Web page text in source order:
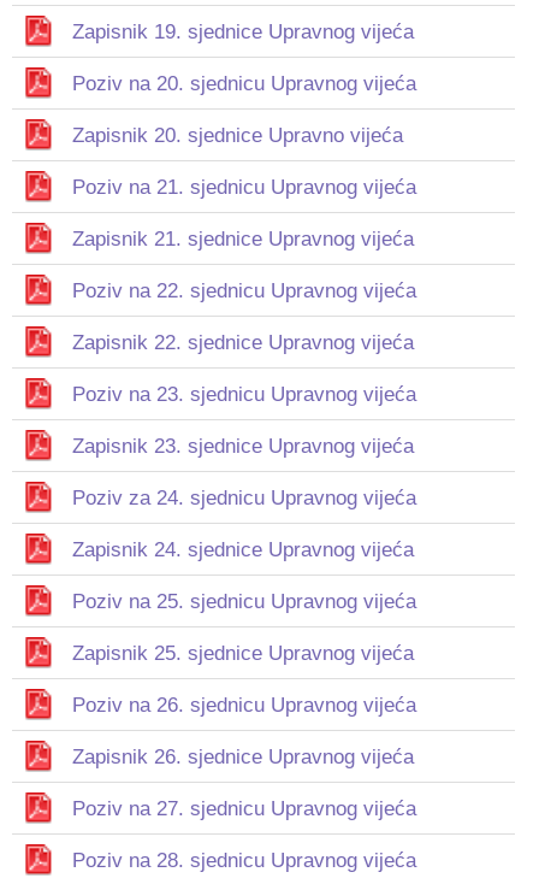
Zapisnik 19. sjednice Upravnog vijeća
Poziv na 20. sjednicu Upravnog vijeća
Zapisnik 20. sjednice Upravno vijeća
Poziv na 21. sjednicu Upravnog vijeća
Zapisnik 21. sjednice Upravnog vijeća
Poziv na 22. sjednicu Upravnog vijeća
Zapisnik 22. sjednice Upravnog vijeća
Poziv na 23. sjednicu Upravnog vijeća
Zapisnik 23. sjednice Upravnog vijeća
Poziv za 24. sjednicu Upravnog vijeća
Zapisnik 24. sjednice Upravnog vijeća
Poziv na 25. sjednicu Upravnog vijeća
Zapisnik 25. sjednice Upravnog vijeća
Poziv na 26. sjednicu Upravnog vijeća
Zapisnik 26. sjednice Upravnog vijeća
Poziv na 27. sjednicu Upravnog vijeća
Poziv na 28. sjednicu Upravnog vijeća